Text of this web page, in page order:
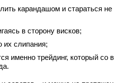
карандашом и стараться не
в сторону висков;
слипания;
именно трейдинг, который со